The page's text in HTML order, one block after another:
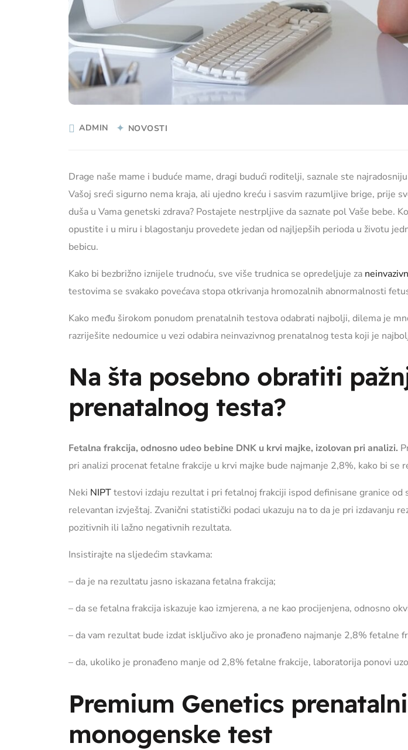
ADMIN NOVOSTI
Drage naše mame i buduće mame, dragi budući roditelji, saznale ste
Vašoj sreći sigurno nema kraja, ali ujedno kreću i sasvim razumljive brige, prije
duša u Vama genetski zdrava? Postajete nestrpljive da saznate pol Vaše bebe.
opustite i u miru i blagostanju provedete jedan od najljepših perioda u životu
bebicu.
Kako bi bezbrižno iznijele trudnoću, sve više trudnica se opredeljuje za
testovima se svakako povećava stopa otkrivanja hromozalnih abnormalnosti
Kako među širokom ponudom prenatalnih testova odabrati najbolji, dilema je
razriješite nedoumice u vezi odabira neinvazivnog prenatalnog testa koji je
Na šta posebno obratiti
prenatalnog testa?
Fetalna frakcija, odnosno udeo bebine DNK u krvi majke, izolovan pri analizi.
pri analizi procenat fetalne frakcije u krvi majke bude najmanje 2,8%, kako bi
Neki NIPTtestovi izdaju rezultat i pri fetalnoj frakciji ispod definisane granice
relevantan izvještaj. Zvanični statistički podaci ukazuju na to da je pri izdavanju
pozitivnih ili lažno negativnih rezultata.
Insistirajte na sljedećim stavkama:
– da je na rezultatu jasno iskazana fetalna frakcija;
– da se fetalna frakcija iskazuje kao izmjerena, a ne kao procijenjena, odnosno
– da vam rezultat bude izdat isključivo ako je pronađeno najmanje 2,8% fetalne
– da, ukoliko je pronađeno manje od 2,8% fetalne frakcije, laboratorija ponovi
Premium Genetics
monogenske test